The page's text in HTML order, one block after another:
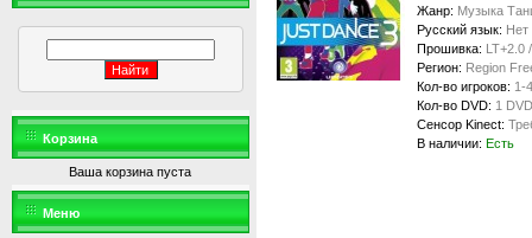
Корзина
Ваша корзина пуста
Меню
Жанр: Музыка
Русский язык: Нет
Прошивка: LT+2.0
Регион: Region
Кол-во игроков: 1-4
Кол-во DVD: 1 DVD
Сенсор Kinect:
В наличии: Есть